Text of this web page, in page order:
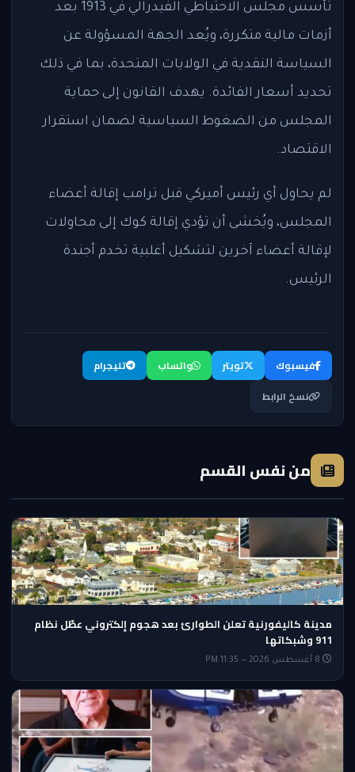
تأسس مجلس الاحتياطي الفيدرالي في 1913 بعد
أزمات مالية متكررة، ويُعد الجهة المسؤولة عن
السياسة النقدية في الولايات المتحدة، بما في ذلك
تحديد أسعار الفائدة. يهدف القانون إلى حماية
المجلس من الضغوط السياسية لضمان استقرار
الاقتصاد.
لم يحاول أي رئيس أميركي قبل ترامب إقالة أعضاء
المجلس، ويُخشى أن تؤدي إقالة كوك إلى محاولات
لإقالة أعضاء آخرين لتشكيل أغلبية تخدم أجندة
الرئيس.
فيسبوك تويتر واتساب
تليجرام
نسخ الرابط
من نفس القسم
مدينة كاليفورنية تعلن الطوارئ بعد هجوم إلكتروني عطّل نظام
911 وشبكاتها